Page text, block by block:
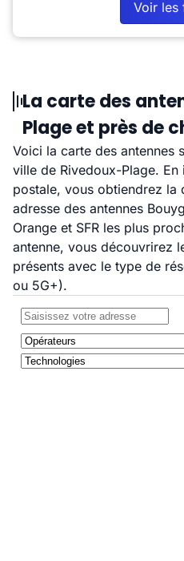
Voir les
La carte des
Plage et près de
Voici la carte des antennes
ville de Rivedoux-Plage. En
postale, vous obtiendrez la
adresse des antennes
Orange et SFR les plus
antenne, vous découvrirez
présents avec le type de
ou 5G+).